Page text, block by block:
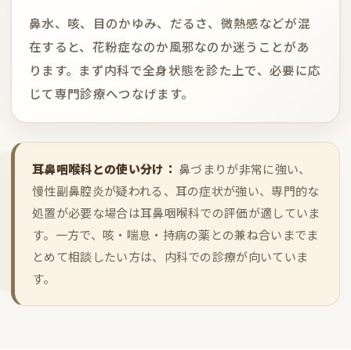
鼻水、咳、目のかゆみ、だるさ、微熱感などが混
在すると、花粉症なのか風邪なのか迷うことがあ
ります。まず内科で全身状態を診た上で、必要に応
じて専門診療へつなげます。
耳鼻咽喉科との使い分け： 鼻づまりが非常に強い、
慢性副鼻腔炎が疑われる、耳の症状が強い、専門的な
処置が必要な場合は耳鼻咽喉科での評価が適していま
す。一方で、咳・喘息・持病の薬との兼ね合いまでま
とめて相談したい方は、内科での診療が向いていま
す。